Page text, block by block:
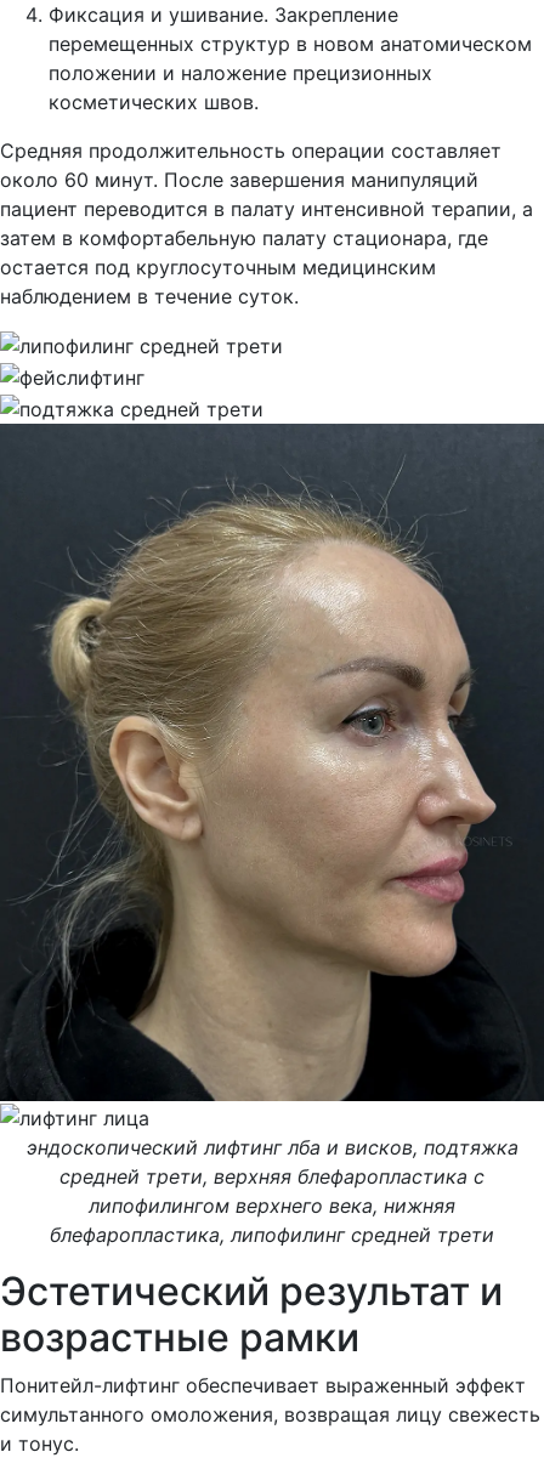
Фиксация и ушивание. Закрепление
перемещенных структур в новом анатомическом
положении и наложение прецизионных
косметических швов.
Средняя продолжительность операции составляет
около 60 минут. После завершения манипуляций
пациент переводится в палату интенсивной терапии, а
затем в комфортабельную палату стационара, где
остается под круглосуточным медицинским
наблюдением в течение суток.
эндоскопический лифтинг лба и висков, подтяжка
средней трети, верхняя блефаропластика с
липофилингом верхнего века, нижняя
блефаропластика, липофилинг средней трети
Эстетический результат и
возрастные рамки
Понитейл-лифтинг обеспечивает выраженный эффект
симультанного омоложения, возвращая лицу свежесть
и тонус.